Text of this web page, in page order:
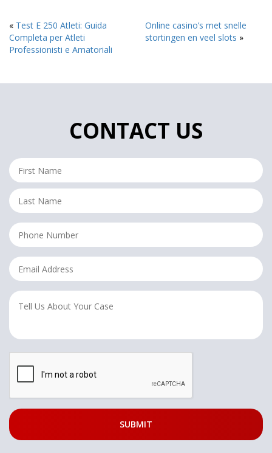
« Test E 250 Atleti: Guida
Completa per Atleti
Professionisti e Amatoriali
Online casino’s met snelle
stortingen en veel slots »
CONTACT US